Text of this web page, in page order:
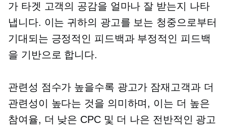
가 타겟 고객의 공감을 얼마나 잘 받는지 나타
냅니다. 이는 귀하의 광고를 보는 청중으로부터
기대되는 긍정적인 피드백과 부정적인 피드백
을 기반으로 합니다.
관련성 점수가 높을수록 광고가 잠재고객과 더
관련성이 높다는 것을 의미하며, 이는 더 높은
참여율, 더 낮은 CPC 및 더 나은 전반적인 광고